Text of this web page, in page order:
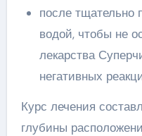
после тщательно
водой, чтобы не
лекарства
негативных
Курс лечения
глубины